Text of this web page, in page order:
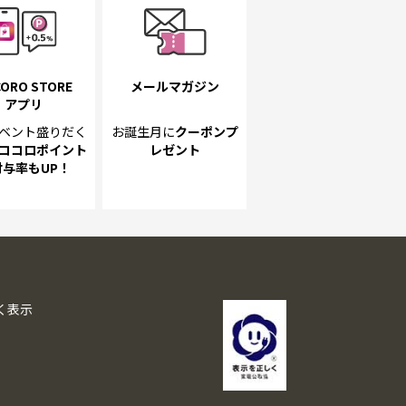
STORE
アプリ
ント盛りだく
コロポイント
率もUP！
メールマガジン
お誕生月にクーポンプ
レゼント
表示